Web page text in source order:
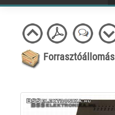
Forrasztóállomás